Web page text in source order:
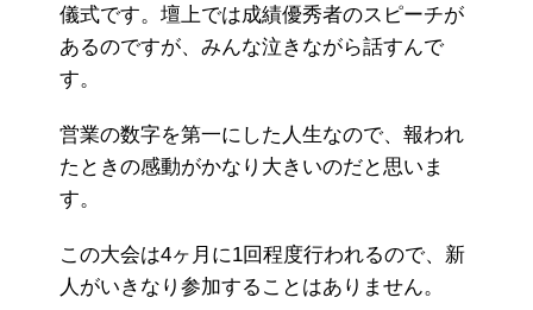
儀式です。壇上では成績優秀者のスピーチが
あるのですが、みんな泣きながら話すんで
す。
営業の数字を第一にした人生なので、報われ
たときの感動がかなり大きいのだと思いま
す。
この大会は4ヶ月に1回程度行われるので、新
人がいきなり参加することはありません。